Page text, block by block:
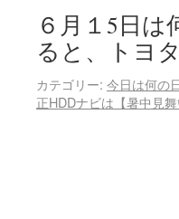
６月１5日
ると、トヨ
カテゴリー: 今日は何の
正HDDナビは【暑中見舞